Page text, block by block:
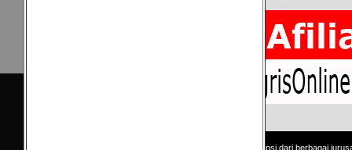
Copyright © Kumpulan skripsi dari berbagai